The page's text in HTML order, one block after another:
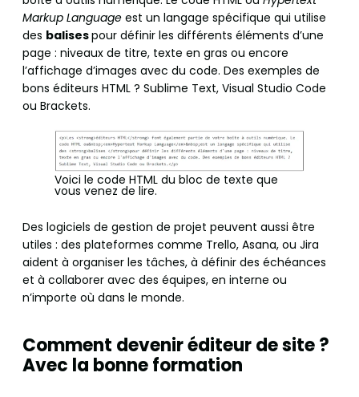
Markup Language est un langage spécifique qui utilise
des balisespour définir les différents éléments d’une
page : niveaux de titre, texte en gras ou encore
l’affichage d’images avec du code. Des exemples de
bons éditeurs HTML ? Sublime Text, Visual Studio Code
ou Brackets.
Voici le code HTML du bloc de texte que
vous venez de lire.
Des logiciels de gestion de projet peuvent aussi être
utiles : des plateformes comme Trello, Asana, ou Jira
aident à organiser les tâches, à définir des échéances
et à collaborer avec des équipes, en interne ou
n’importe où dans le monde.
Comment devenir éditeur de site ?
Avec la bonne formation